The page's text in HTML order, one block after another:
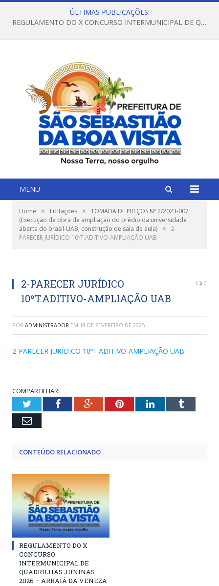
ÚLTIMAS PUBLICAÇÕES:
REGULAMENTO DO X CONCURSO INTERMUNICIPAL DE QUADRILHAS JUNINAS – 2026 – ARRAIÁ DA VENEZA
MENU
Home » Licitações »
TOMADA DE PREÇOS Nº 2/2023-007
(Execução de obra de ampliação do prédio da universidade
aberta do brasil-UAB, construção de sala de aula) »
2-
PARECER JURÍDICO 10ºT.ADITIVO-AMPLIAÇÃO UAB
2-PARECER JURÍDICO
10ºT.ADITIVO-AMPLIAÇÃO UAB
0
POR ADMINISTRADOR EM 18 DE FEVEREIRO DE 2025
2-PARECER JURÍDICO 10ºT.ADITIVO-AMPLIAÇÃO UAB
COMPARTILHAR:
TwitterFacebookGoogle+PinterestLinkedInTumblr
Email
CONTEÚDO RELACIONADO
REGULAMENTO DO X
CONCURSO
INTERMUNICIPAL DE
QUADRILHAS JUNINAS –
2026 – ARRAIÁ DA VENEZA